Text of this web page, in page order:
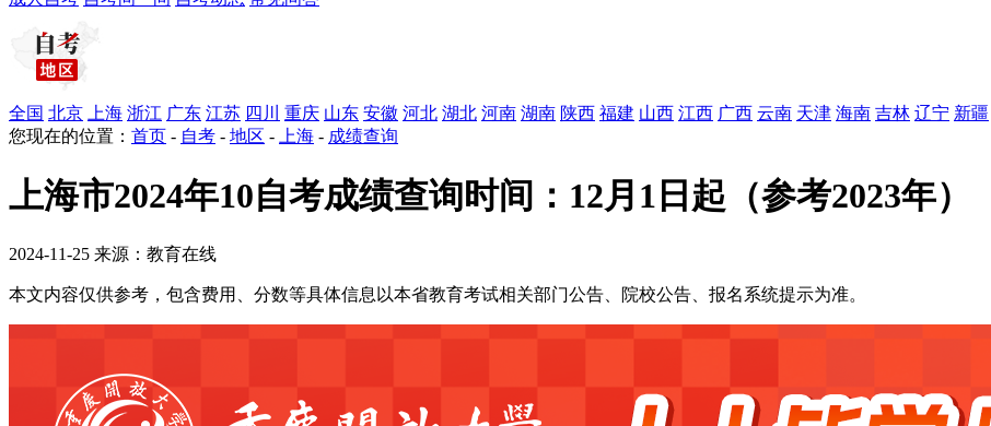
全国 北京 上海 浙江 广东 江苏 四川 重庆 山东 安徽 河北 湖北 河南 湖南 陕西 福建 山西 江西 广西 云南 天津 海南 吉林 辽宁 新疆
您现在的位置： 首页 - 自考 - 地区 - 上海 - 成绩查询
上海市2024年10自考成绩查询时间：12月1日起（参考2023年）
2024-11-25 来源：教育在线
本文内容仅供参考，包含费用、分数等具体信息以本省教育考试相关部门公告、院校公告、报名系统提示为准。